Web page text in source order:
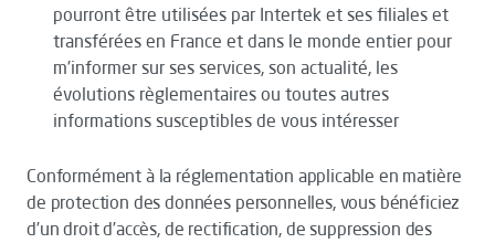
pourront être utilisées par Intertek et ses filiales et
transférées en France et dans le monde entier pour
m’informer sur ses services, son actualité, les
évolutions règlementaires ou toutes autres
informations susceptibles de vous intéresser
Conformément à la réglementation applicable en matière
de protection des données personnelles, vous bénéficiez
d’un droit d’accès, de rectification, de suppression des